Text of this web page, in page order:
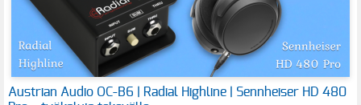
Austrian Audio OC-B6 | Radial Highline | Sennheiser HD 480